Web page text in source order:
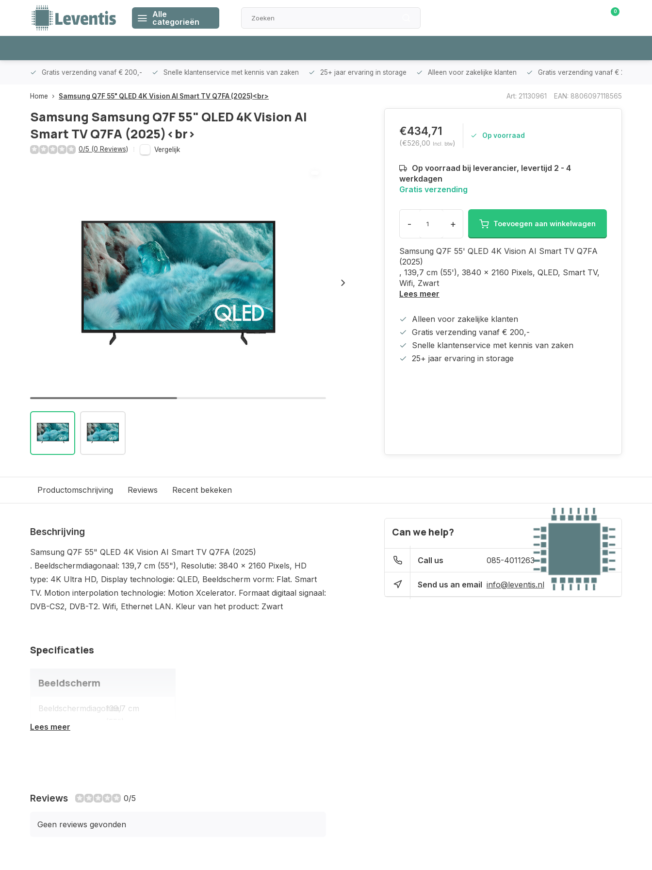
Alle
categorieën
0
Gratis verzending vanaf € 200,- Snelle klantenservice met kennis van zaken 25+ jaar ervaring in storage Alleen voor zakelijke klanten Gratis verzending vanaf € 200,-
Home Samsung Q7F 55" QLED 4K Vision AI Smart TV Q7FA (2025)<br> Art: 21130961 EAN: 8806097118565
Samsung Samsung Q7F 55" QLED 4K Vision AI
Smart TV Q7FA (2025)<br>
0/5 (0 Reviews) Vergelijk
€434,71
(€526,00 Incl. btw)
Op voorraad
Op voorraad bij leverancier, levertijd 2 - 4
werkdagen
Gratis verzending
- + Toevoegen aan winkelwagen
Samsung Q7F 55' QLED 4K Vision AI Smart TV Q7FA
(2025)
, 139,7 cm (55'), 3840 x 2160 Pixels, QLED, Smart TV,
Wifi, Zwart
Lees meer
Alleen voor zakelijke klanten
Gratis verzending vanaf € 200,-
Snelle klantenservice met kennis van zaken
25+ jaar ervaring in storage
Productomschrijving Reviews Recent bekeken
Beschrijving
Samsung Q7F 55" QLED 4K Vision AI Smart TV Q7FA (2025)
. Beeldschermdiagonaal: 139,7 cm (55"), Resolutie: 3840 x 2160 Pixels, HD
type: 4K Ultra HD, Display technologie: QLED, Beeldscherm vorm: Flat. Smart
TV. Motion interpolation technologie: Motion Xcelerator. Formaat digitaal signaal:
DVB-CS2, DVB-T2. Wifi, Ethernet LAN. Kleur van het product: Zwart
Specificaties
Beeldscherm
Beeldschermdiagonaal139,7 cm
vorm
Lees meer
Reviews 0/5
Geen reviews gevonden
Can we help?
Call us 085-4011263
Send us an email info@leventis.nl